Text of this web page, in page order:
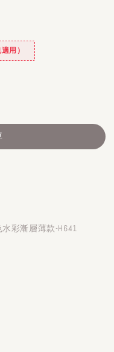
用）
彩漸層薄款-H641